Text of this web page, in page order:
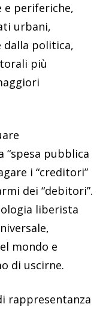
e periferiche,
urbani,
dalla politica,
più
pubblica
i “creditori”
dei “debitori”.
liberista
mondo e
di uscirne.
rappresentanza